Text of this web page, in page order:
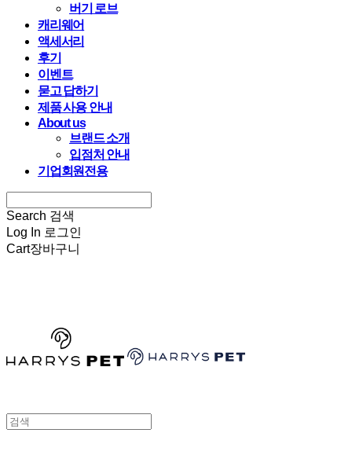
버기 로브
캐리웨어
액세서리
후기
이벤트
묻고 답하기
제품 사용 안내
About us
브랜드 소개
입점처 안내
기업회원전용
Search 검색
Log In 로그인
Cart장바구니